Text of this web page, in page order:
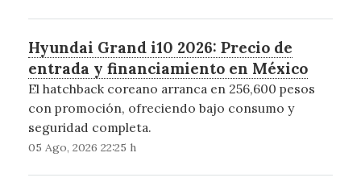
Hyundai Grand i10 2026: Precio de
entrada y financiamiento en México
El hatchback coreano arranca en 256,600 pesos
con promoción, ofreciendo bajo consumo y
seguridad completa.
05 Ago, 2026 22:25 h